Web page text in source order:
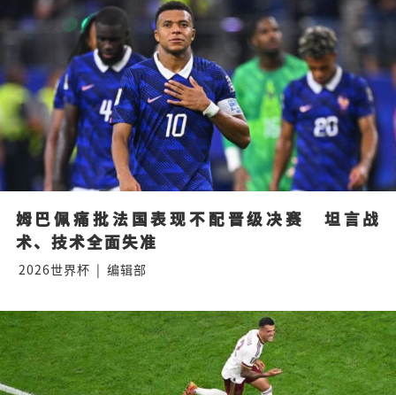
姆巴佩痛批法国表现不配晋级决赛　坦言战
术、技术全面失准
2026世界杯 | 编辑部